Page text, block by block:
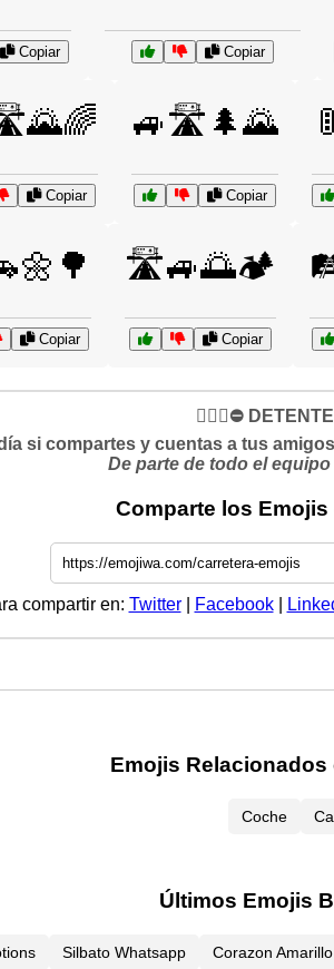
Copiar Copiar
Copiar
🚙🛣️🌲🌄
Copiar
Copiar
🛣️🚙🌅🏕️
Copiar
✋🏻🛑⛔️ DETENTE
si compartes y cuentas a tus
De parte de todo el
Comparte los Emojis
compartir en: Twitter| Facebook|
Emojis Relacionados
Coche
Últimos Emojis
Silbato Whatsapp Corazon